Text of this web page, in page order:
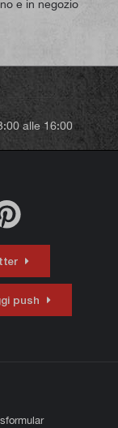
e in negozio
alle 16:00
push